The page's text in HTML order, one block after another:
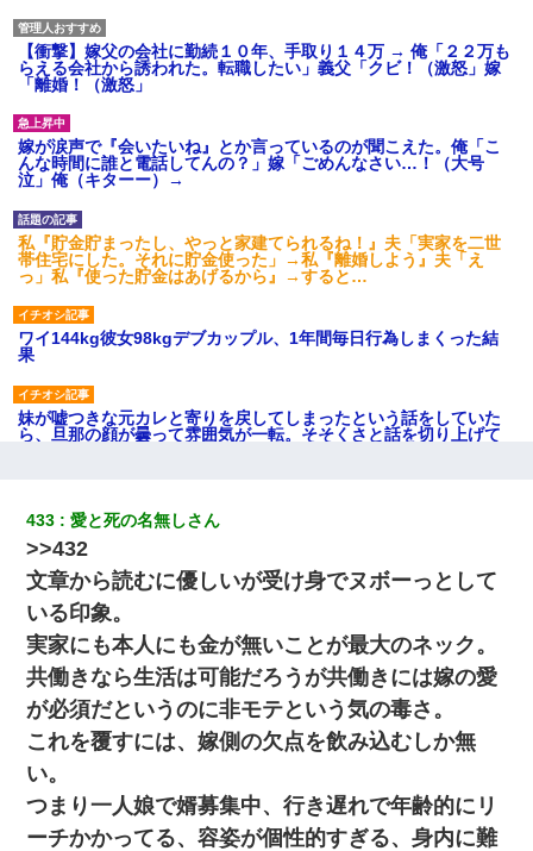
【衝撃】嫁父の会社に勤続１０年、手取り１４万 → 俺「２２万も
らえる会社から誘われた。転職したい」義父「クビ！（激怒」嫁
「離婚！（激怒」
嫁が涙声で『会いたいね』とか言っているのが聞こえた。俺「こ
んな時間に誰と電話してんの？」嫁「ごめんなさい…！（大号
泣」俺（キターー）→
私『貯金貯まったし、やっと家建てられるね！』夫「実家を二世
帯住宅にした。それに貯金使った」→私『離婚しよう』夫「え
っ」私『使った貯金はあげるから』→すると…
ワイ144kg彼女98kgデブカップル、1年間毎日行為しまくった結
果
妹が嘘つきな元カレと寄りを戻してしまったという話をしていた
ら、旦那の顔が曇って雰囲気が一転。そそくさと話を切り上げて
朝起きたら嫁がいなかった。俺（嫁も嫁実家も電話に出ない…不
安だ）→ 仕事を早退して帰宅すると、嫁と嫁両親と知らない男が
２人・・・
新卒の女性社員に1年半ストーカーされていた。俺「マジで怖い」
上司「話をしてみる」→女性社員「実は10数年前に…」
旦那が長男のDNA鑑定をしたら血縁関係0%だった。旦那「やっぱ
りウワキしてたんだな…」長男「俺は誰の子供なの？」長女・次
男「ウワキ女！」
何年か前に妹は離婚している。当時生まれた姪が義弟の子じゃな
かったため妹有責での離婚になり…
433 愛と死の名無しさん
>>432
文章から読むに優しいが受け身でヌボーっとして
いる印象。
実家にも本人にも金が無いことが最大のネック。
共働きなら生活は可能だろうが共働きには嫁の愛
が必須だというのに非モテという気の毒さ。
これを覆すには、嫁側の欠点を飲み込むしか無
い。
つまり一人娘で婿募集中、行き遅れで年齢的にリ
ーチかかってる、容姿が個性的すぎる、身内に難